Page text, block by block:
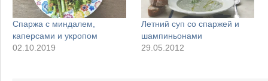
Cпаржа с миндалем,
каперсами и укропом
02.10.2019
Летний суп со спаржей и
шампиньонами
29.05.2012